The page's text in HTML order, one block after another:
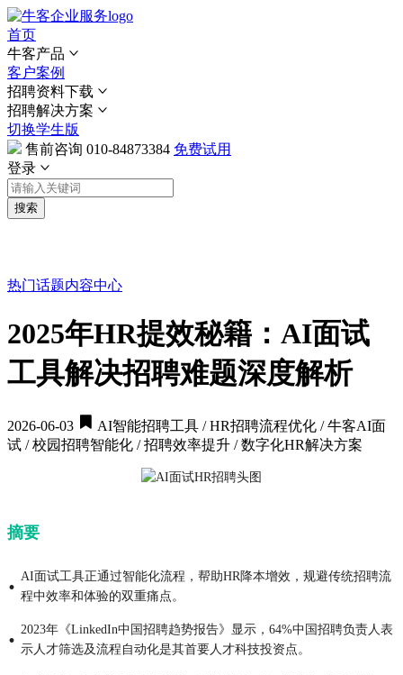
首页
牛客产品
客户案例
招聘资料下载
招聘解决方案
切换学生版
售前咨询 010-84873384 免费试用
登录
搜索
热门话题内容中心
2025年HR提效秘籍：AI面试
工具解决招聘难题深度解析
2026-06-03
AI智能招聘工具 / HR招聘流程优化 / 牛客AI面
试 / 校园招聘智能化 / 招聘效率提升 / 数字化HR解决方案
摘要
· AI面试工具正通过智能化流程，帮助HR降本增效，规避传统招聘流
程中效率和体验的双重痛点。
· 2023年《LinkedIn中国招聘趋势报告》显示，64%中国招聘负责人表
示人才筛选及流程自动化是其首要人才科技投资点。